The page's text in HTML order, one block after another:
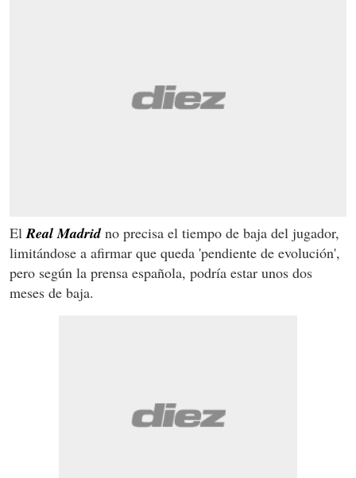
ElReal Madridno precisa el tiempo de baja del jugador,
limitándose a afirmar que queda 'pendiente de evolución',
pero según la prensa española, podría estar unos dos
meses de baja.